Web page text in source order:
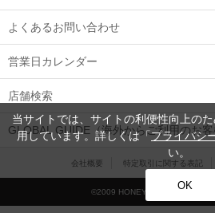
よくあるお問い合わせ
営業日カレンダー
店舗検索
GLOBAL GUIDE（海外からご利用のお客
会社概要 特定取引に関する表記
©2009 HONEYS CO., LTD. All
当サイトでは、サイトの利便性向上の
用しています。詳しくは「プライバシ
い。
OK